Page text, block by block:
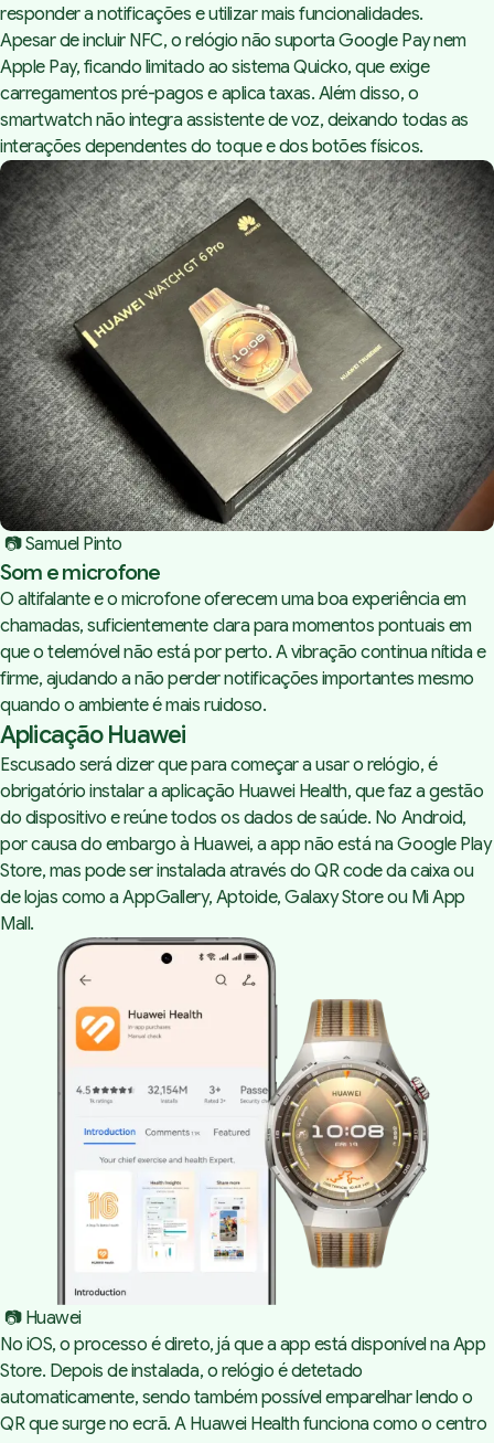
responder a notificações e utilizar mais funcionalidades.
Apesar de incluir NFC, o relógio não suporta Google Pay nem
Apple Pay, ficando limitado ao sistema Quicko, que exige
carregamentos pré-pagos e aplica taxas. Além disso, o
smartwatch não integra assistente de voz, deixando todas as
interações dependentes do toque e dos botões físicos.
📷 Samuel Pinto
Som e microfone
O altifalante e o microfone oferecem uma boa experiência em
chamadas, suficientemente clara para momentos pontuais em
que o telemóvel não está por perto. A vibração continua nítida e
firme, ajudando a não perder notificações importantes mesmo
quando o ambiente é mais ruidoso.
Aplicação Huawei
Escusado será dizer que para começar a usar o relógio, é
obrigatório instalar a aplicação Huawei Health, que faz a gestão
do dispositivo e reúne todos os dados de saúde. No Android,
por causa do embargo à Huawei, a app não está na Google Play
Store, mas pode ser instalada através do QR code da caixa ou
de lojas como a AppGallery, Aptoide, Galaxy Store ou Mi App
Mall.
📷 Huawei
No iOS, o processo é direto, já que a app está disponível na App
Store. Depois de instalada, o relógio é detetado
automaticamente, sendo também possível emparelhar lendo o
QR que surge no ecrã. A Huawei Health funciona como o centro